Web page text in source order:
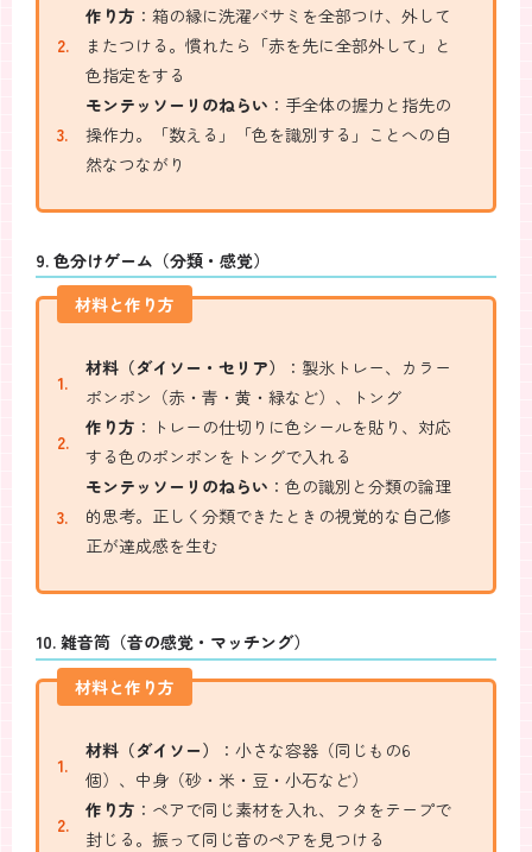
作り方 ：箱の縁に洗濯バサミを全部つけ、外して
またつける。慣れたら「赤を先に全部外して」と
色指定をする
モンテッソーリのねらい ：手全体の握力と指先の
操作力。「数える」「色を識別する」ことへの自
然なつながり
9. 色分けゲーム（分類・感覚）
材料と作り方
材料（ダイソー・セリア）
：製氷トレー、カラー
ポンポン（赤・青・黄・緑など）、トング
作り方 ：トレーの仕切りに色シールを貼り、対応
する色のポンポンをトングで入れる
モンテッソーリのねらい ：色の識別と分類の論理
的思考。正しく分類できたときの視覚的な自己修
正が達成感を生む
10. 雑音筒（音の感覚・マッチング）
材料と作り方
材料（ダイソー）
：小さな容器（同じもの6
個）、中身（砂・米・豆・小石など）
作り方 ：ペアで同じ素材を入れ、フタをテープで
封じる。振って同じ音のペアを見つける